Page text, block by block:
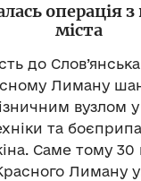
операція
міста
до
Лиману
вузлом у
та
Саме тому 30
Лиману